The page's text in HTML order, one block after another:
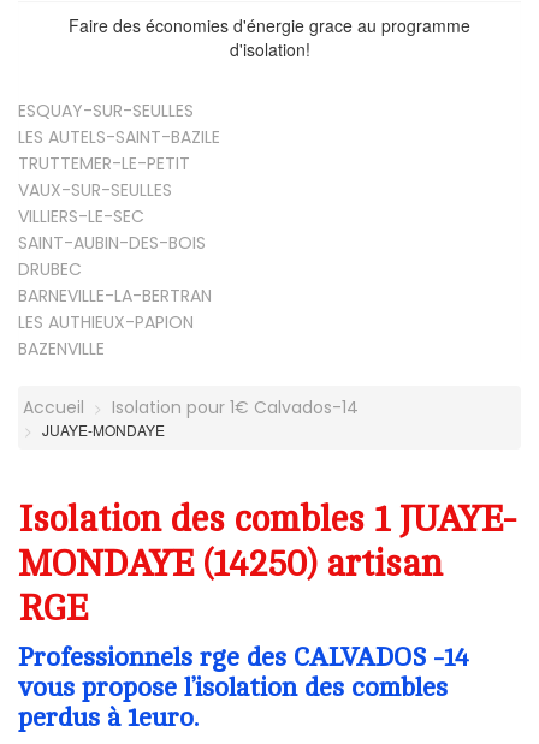
Faire des économies d'énergie grace au programme
d'isolation!
ESQUAY-SUR-SEULLES
LES AUTELS-SAINT-BAZILE
TRUTTEMER-LE-PETIT
VAUX-SUR-SEULLES
VILLIERS-LE-SEC
SAINT-AUBIN-DES-BOIS
DRUBEC
BARNEVILLE-LA-BERTRAN
LES AUTHIEUX-PAPION
BAZENVILLE
Accueil Isolation pour 1€ Calvados-14
JUAYE-MONDAYE
Isolation des combles 1 JUAYE-
MONDAYE (14250) artisan
RGE
Professionnels rge des CALVADOS -14
vous propose l’isolation des combles
perdus à 1euro.